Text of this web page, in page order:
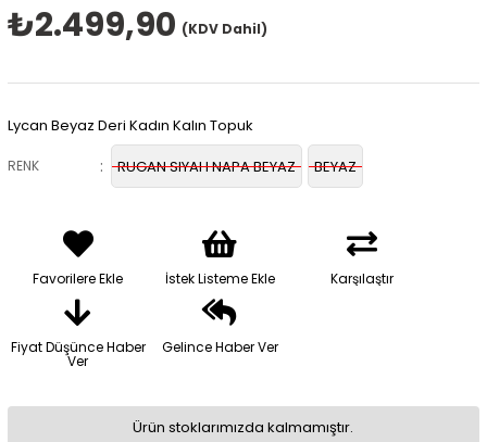
₺2.499,90 (KDV Dahil)
Lycan Beyaz Deri Kadın Kalın Topuk
RENK : RUGAN SIYAH NAPA BEYAZ BEYAZ
Favorilere Ekle İstek Listeme Ekle Karşılaştır
Fiyat Düşünce Haber
Ver
Gelince Haber Ver
Ürün stoklarımızda kalmamıştır.